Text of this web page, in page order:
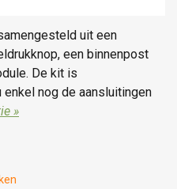
uit een
een binnenpost
De kit is
nog de aansluitingen
»